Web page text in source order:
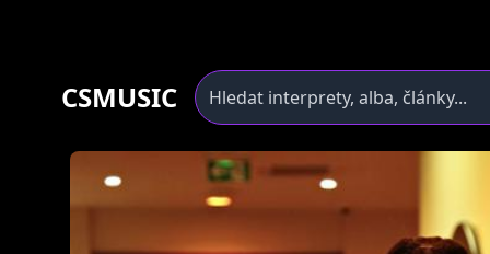
CSMUSIC